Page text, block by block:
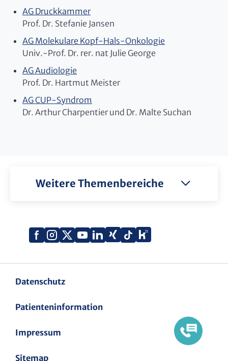
AG Druckkammer
Prof. Dr. Stefanie Jansen
AG Molekulare Kopf-Hals-Onkologie
Univ.-Prof. Dr. rer. nat Julie George
AG Audiologie
Prof. Dr. Hartmut Meister
AG CUP-Syndrom
Dr. Arthur Charpentier und Dr. Malte Suchan
Weitere Themenbereiche
Facebook
Instagram
X
YouTube
LinkedIn
Xing TiktokKununu
Datenschutz
Patienteninformation
Impressum
Sitemap